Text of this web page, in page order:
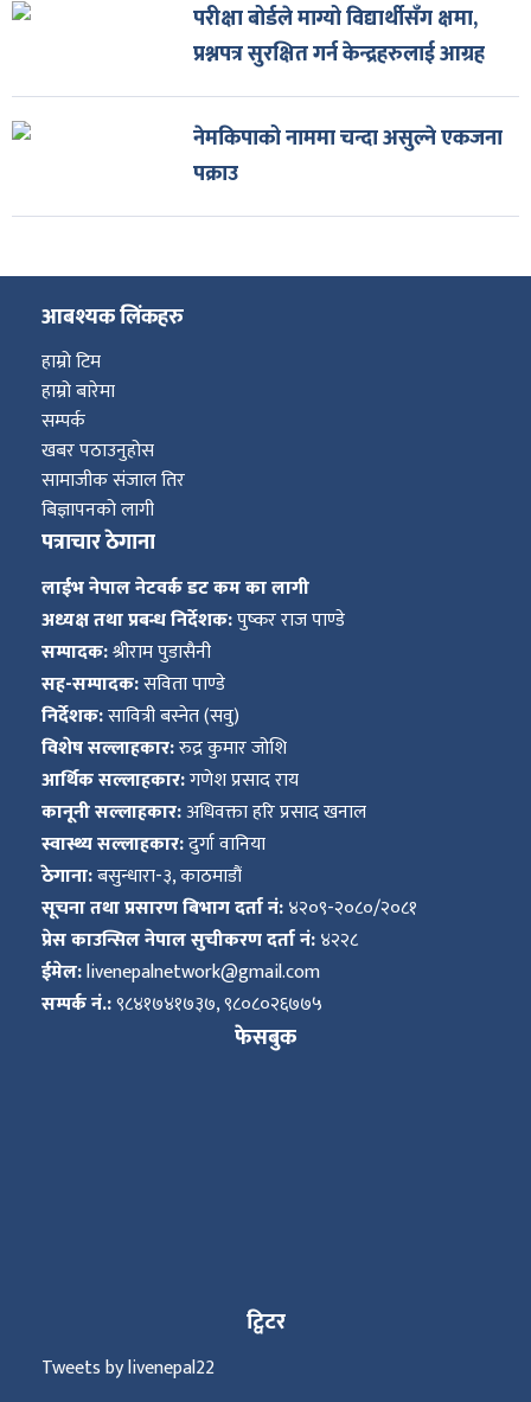
परीक्षा बोर्डले माग्यो विद्यार्थीसँग क्षमा,
प्रश्नपत्र सुरक्षित गर्न केन्द्रहरुलाई आग्रह
नेमकिपाको नाममा चन्दा असुल्ने एकजना
पक्राउ
आबश्यक लिंकहरु
हाम्रो टिम
हाम्रो बारेमा
सम्पर्क
खबर पठाउनुहोस
सामाजीक संजाल तिर
बिज्ञापनको लागी
पत्राचार ठेगाना
लाईभ नेपाल नेटवर्क डट कम का लागी
अध्यक्ष तथा प्रबन्ध निर्देशक:पुष्कर राज पाण्डे
सम्पादक:श्रीराम पुडासैनी
सह-सम्पादक:सविता पाण्डे
निर्देशक:सावित्री बस्नेत (सवु)
विशेष सल्लाहकार:रुद्र कुमार जोशि
आर्थिक सल्लाहकार:गणेश प्रसाद राय
कानूनी सल्लाहकार:अधिवक्ता हरि प्रसाद खनाल
स्वास्थ्य सल्लाहकार:दुर्गा वानिया
ठेगाना:बसुन्धारा-३, काठमाडौं
सूचना तथा प्रसारण बिभाग दर्ता नं:४२०९-२०८०/२०८१
प्रेस काउन्सिल नेपाल सुचीकरण दर्ता नं:४२२८
ईमेल:livenepalnetwork@gmail.com
सम्पर्क नं.:९८४१७४१७३७, ९८०८०२६७७५
फेसबुक
ट्विटर
Tweets by livenepal22